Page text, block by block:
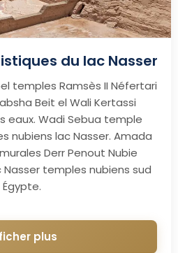
du lac Nasser
temples Ramsès II Néfertari
Beit el Wali Kertassi
eaux. Wadi Sebua temple
nubiens lac Nasser. Amada
Derr Penout Nubie
temples nubiens sud
Égypte.
plus